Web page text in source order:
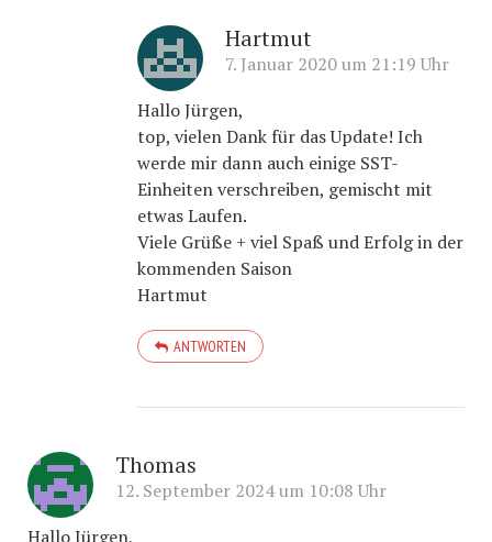
Hartmut
7. Januar 2020 um 21:19 Uhr
Hallo Jürgen,
top, vielen Dank für das Update! Ich
werde mir dann auch einige SST-
Einheiten verschreiben, gemischt mit
etwas Laufen.
Viele Grüße + viel Spaß und Erfolg in der
kommenden Saison
Hartmut
ANTWORTEN
Thomas
12. September 2024 um 10:08 Uhr
Hallo Jürgen,